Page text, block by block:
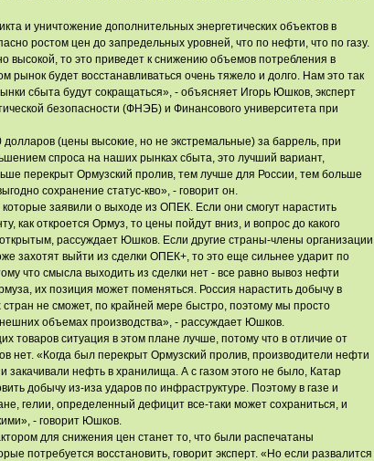
и уничтожение дополнительных энергетических объектов в
ростом цен до запредельных уровней, что по нефти, что по газу.
высокой, то это приведет к снижению объемов потребления в
рынок будет восстанавливаться очень тяжело и долго. Нам это так
сбыта будут сокращаться», - объясняет Игорь Юшков, эксперт
безопасности (ФНЭБ) и Финансового университета при
(цены высокие, но не экстремальные) за баррель, при
спроса на наших рынках сбыта, это лучший вариант,
перекрыт Ормузский пролив, тем лучше для России, тем больше
сохранение статус-кво», - говорит он.
заявили о выходе из ОПЕК. Если они смогут нарастить
как откроется Ормуз, то цены пойдут вниз, и вопрос до какого
рассуждает Юшков. Если другие страны-члены организации
захотят выйти из сделки ОПЕК+, то это еще сильнее ударит по
что смысла выходить из сделки нет - все равно вывоз нефти
их позиция может поменяться. Россия нарастить добычу в
не сможет, по крайней мере быстро, поэтому мы просто
объемах производства», - рассуждает Юшков.
товаров ситуация в этом плане лучше, потому что в отличие от
нет. «Когда был перекрыт Ормузский пролив, производители нефти
закачивали нефть в хранилища. А с газом этого не было, Катар
добычу из-иза ударов по инфраструктуре. Поэтому в газе и
гелии, определенный дефицит все-таки может сохраниться, и
- говорит Юшков.
для снижения цен станет то, что были распечатаны
потребуется восстановить, говорит эксперт. «Но если развалится